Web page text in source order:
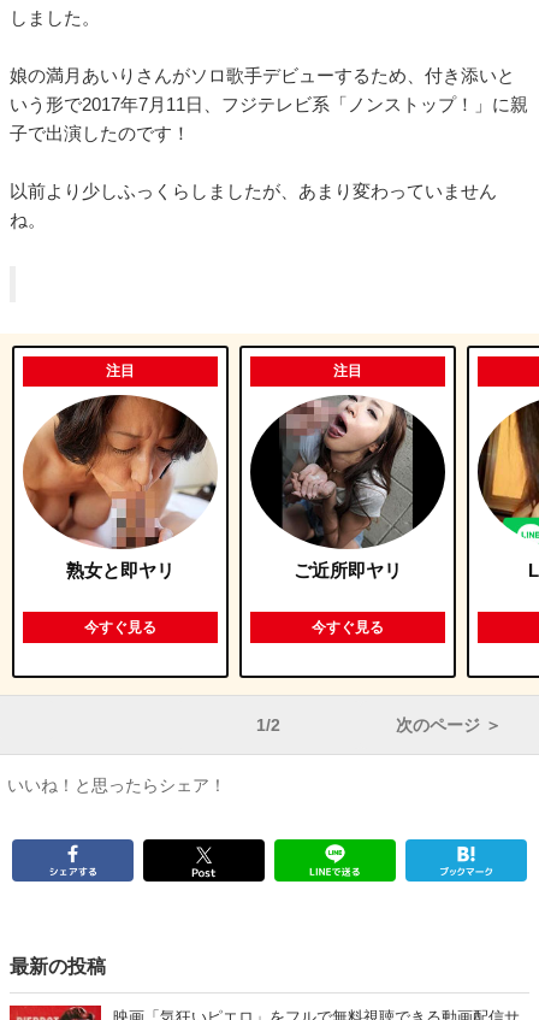
しました。
娘の満月あいりさんがソロ歌手デビューするため、付き添いと
いう形で2017年7月11日、フジテレビ系「ノンストップ！」に親
子で出演したのです！
以前より少しふっくらしましたが、あまり変わっていません
ね。
注目
熟女と即ヤリ
今すぐ見る
注目
ご近所即ヤリ
今すぐ見る
1/2 次のページ ＞
いいね！と思ったらシェア！
最新の投稿